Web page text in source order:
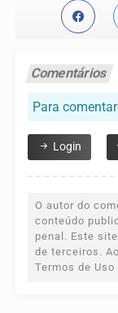
Comentários
Para
Login
O autor do
conteúdo
penal. Este
de terceiros.
Termos de